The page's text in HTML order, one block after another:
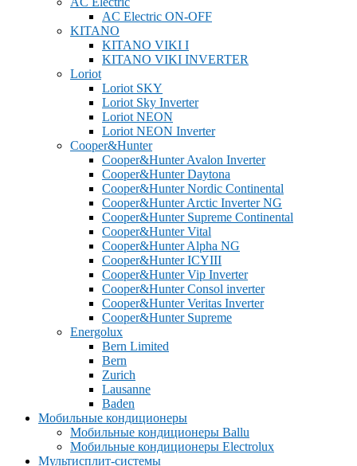
AC Electric ON-OFF
KITANO
KITANO VIKI I
KITANO VIKI INVERTER
Loriot
Loriot SKY
Loriot Sky Inverter
Loriot NEON
Loriot NEON Inverter
Cooper&Hunter
Cooper&Hunter Avalon Inverter
Cooper&Hunter Daytona
Cooper&Hunter Nordic Continental
Cooper&Hunter Arctic Inverter NG
Cooper&Hunter Supreme Continental
Cooper&Hunter Vital
Cooper&Hunter Alpha NG
Cooper&Hunter ICYIII
Cooper&Hunter Vip Inverter
Cooper&Hunter Consol inverter
Cooper&Hunter Veritas Inverter
Cooper&Hunter Supreme
Energolux
Bern Limited
Bern
Zurich
Lausanne
Baden
Мобильные кондиционеры
Мобильные кондиционеры Ballu
Мобильные кондиционеры Electrolux
Мультисплит-системы